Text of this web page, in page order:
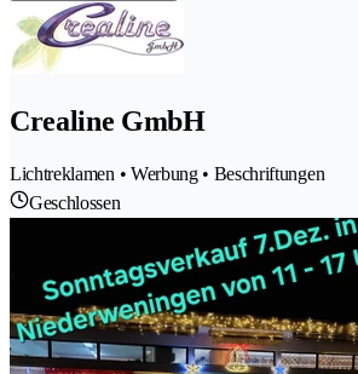
Crealine GmbH
Lichtreklamen • Werbung • Beschriftungen
Geschlossen